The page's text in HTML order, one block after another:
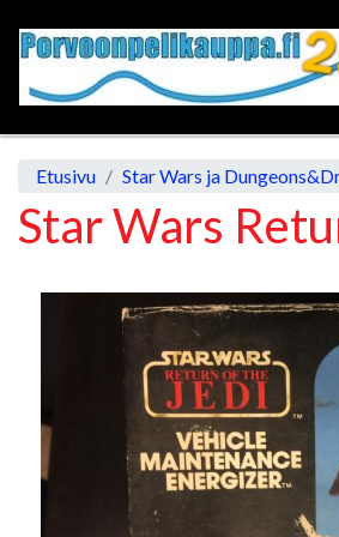
Etusivu Star Wars ja
Star Wars
Previous